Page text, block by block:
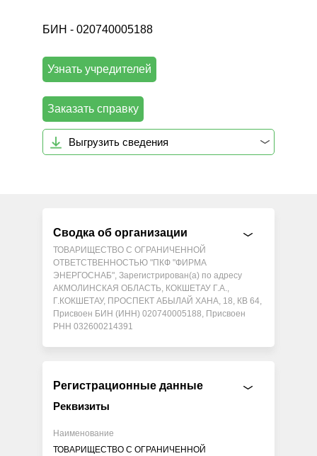
БИН - 020740005188
Узнать учредителей
Заказать справку
Выгрузить сведения
Сводка об организации
ТОВАРИЩЕСТВО С ОГРАНИЧЕННОЙ
ОТВЕТСТВЕННОСТЬЮ "ПКФ "ФИРМА
ЭНЕРГОСНАБ", Зарегистрирован(а) по адресу
АКМОЛИНСКАЯ ОБЛАСТЬ, КОКШЕТАУ Г.А.,
Г.КОКШЕТАУ, ПРОСПЕКТ АБЫЛАЙ ХАНА, 18, КВ 64,
Присвоен БИН (ИНН) 020740005188, Присвоен
РНН 032600214391
Регистрационные данные
Реквизиты
Наименование
ТОВАРИЩЕСТВО С ОГРАНИЧЕННОЙ